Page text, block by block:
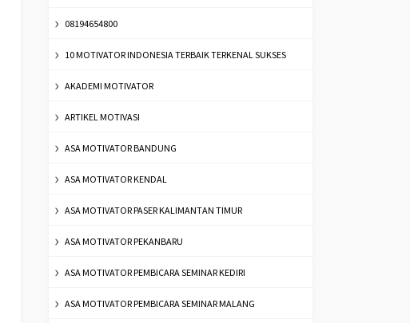
08194654800
10 MOTIVATOR INDONESIA TERBAIK TERKENAL SUKSES
AKADEMI MOTIVATOR
ARTIKEL MOTIVASI
ASA MOTIVATOR BANDUNG
ASA MOTIVATOR KENDAL
ASA MOTIVATOR PASER KALIMANTAN TIMUR
ASA MOTIVATOR PEKANBARU
ASA MOTIVATOR PEMBICARA SEMINAR KEDIRI
ASA MOTIVATOR PEMBICARA SEMINAR MALANG